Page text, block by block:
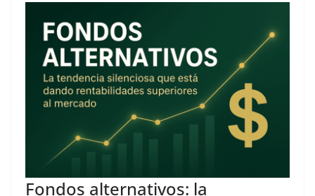
Fondos alternativos: la